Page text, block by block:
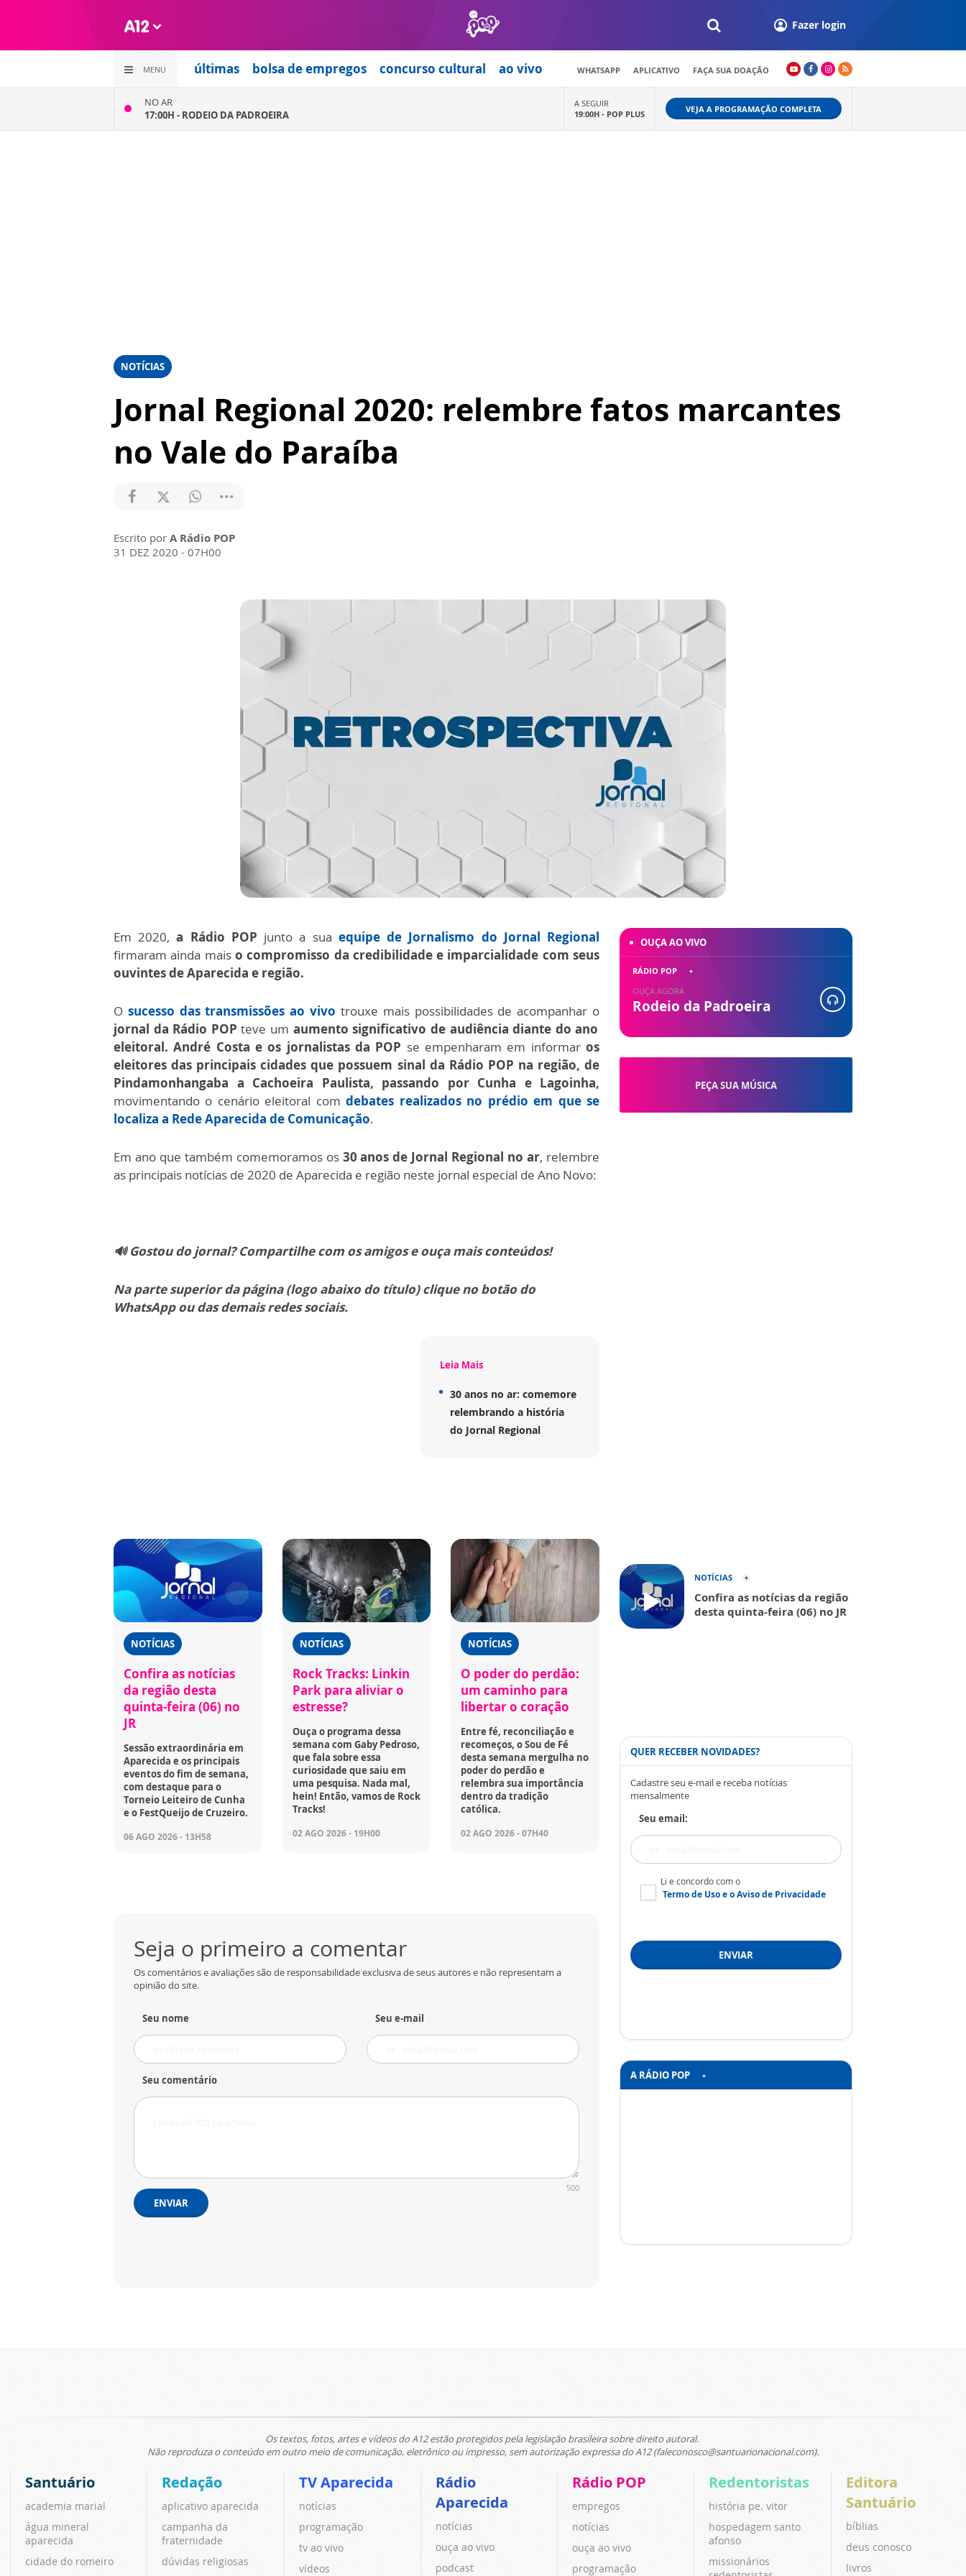
Fazer login
MENU últimas bolsa de empregos concurso cultural ao vivo WHATSAPP APLICATIVO FAÇA SUA DOAÇÃO
NO AR
17:00H - RODEIO DA PADROEIRA
A SEGUIR
19:00H - POP PLUS VEJA A PROGRAMAÇÃO COMPLETA
NOTÍCIAS
Jornal Regional 2020: relembre fatos marcantes
no Vale do Paraíba
Escrito por A Rádio POP
31 DEZ 2020 - 07H00
Em 2020,a Rádio POP junto a sua equipe de Jornalismo do Jornal Regional
firmaram ainda mais o compromisso da credibilidade e imparcialidade com seus
ouvintes de Aparecida e região.
O sucesso das transmissões ao vivo trouxe mais possibilidades de acompanhar o
jornal da Rádio POP teve um aumento significativo de audiência diante do ano
eleitoral. André Costa e os jornalistas da POP se empenharam em informaros
eleitores das principais cidades que possuem sinal da Rádio POP na região, de
Pindamonhangaba a Cachoeira Paulista, passando por Cunha e Lagoinha,
movimentando o cenário eleitoral comdebates realizados no prédio em que se
localiza a Rede Aparecida de Comunicação.
Em ano que também comemoramos os 30 anos de Jornal Regional no ar, relembre
as principais notícias de 2020 de Aparecida e região neste jornal especial de Ano Novo:
🔊 Gostou do jornal? Compartilhe com os amigos e ouça mais conteúdos!
Na parte superior da página (logo abaixo do título) clique no botão do
WhatsApp ou das demais redes sociais.
Leia Mais
30 anos no ar: comemore
relembrando a história
do Jornal Regional
NOTÍCIAS
Confira as notícias
da região desta
quinta-feira (06) no
JR
Sessão extraordinária em
Aparecida e os principais
eventos do fim de semana,
com destaque para o
Torneio Leiteiro de Cunha
e o FestQueijo de Cruzeiro.
06 AGO 2026 - 13H58
NOTÍCIAS
Rock Tracks: Linkin
Park para aliviar o
estresse?
Ouça o programa dessa
semana com Gaby Pedroso,
que fala sobre essa
curiosidade que saiu em
uma pesquisa. Nada mal,
hein! Então, vamos de Rock
Tracks!
02 AGO 2026 - 19H00
NOTÍCIAS
O poder do perdão:
um caminho para
libertar o coração
Entre fé, reconciliação e
recomeços, o Sou de Fé
desta semana mergulha no
poder do perdão e
relembra sua importância
dentro da tradição
católica.
02 AGO 2026 - 07H40
Seja o primeiro a comentar
Os comentários e avaliações são de responsabilidade exclusiva de seus autores e não representam a
opinião do site.
Seu nome Seu e-mail
Seu comentário
500
ENVIAR
PEÇA SUA MÚSICA
OUÇA AO VIVO
RÁDIO POP
OUÇA AGORA
Rodeio da Padroeira
NOTÍCIAS
Confira as notícias da região
desta quinta-feira (06) no JR
QUER RECEBER NOVIDADES?
Cadastre seu e-mail e receba notícias
mensalmente
Seu email:
Li e concordo com o
Termo de Usoe oAviso de Privacidade
ENVIAR
A RÁDIO POP
Os textos, fotos, artes e vídeos do A12 estão protegidos pela legislação brasileira sobre direito autoral.
Não reproduza o conteúdo em outro meio de comunicação, eletrônico ou impresso, sem autorização expressa do A12 (faleconosco@santuarionacional.com).
Santuário
academia marial
água mineral
aparecida
cidade do romeiro
Redação
aplicativo aparecida
campanha da
fraternidade
dúvidas religiosas
TV Aparecida
notícias
programação
tv ao vivo
vídeos
Rádio
Aparecida
notícias
ouça ao vivo
podcast
Rádio POP
empregos
notícias
ouça ao vivo
programação
Redentoristas
história pe. vitor
hospedagem santo
afonso
missionários
Editora
Santuário
bíblias
deus conosco
livros